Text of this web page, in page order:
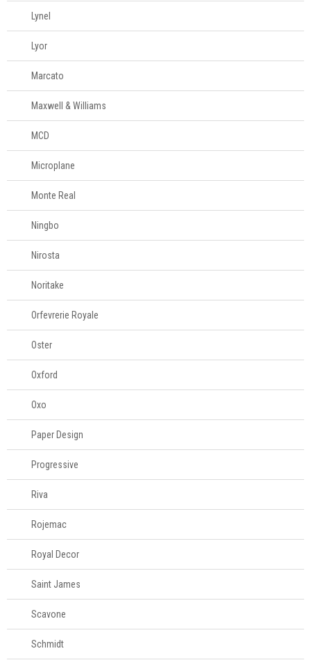
Lynel
Lyor
Marcato
Maxwell & Williams
MCD
Microplane
Monte Real
Ningbo
Nirosta
Noritake
Orfevrerie Royale
Oster
Oxford
Oxo
Paper Design
Progressive
Riva
Rojemac
Royal Decor
Saint James
Scavone
Schmidt